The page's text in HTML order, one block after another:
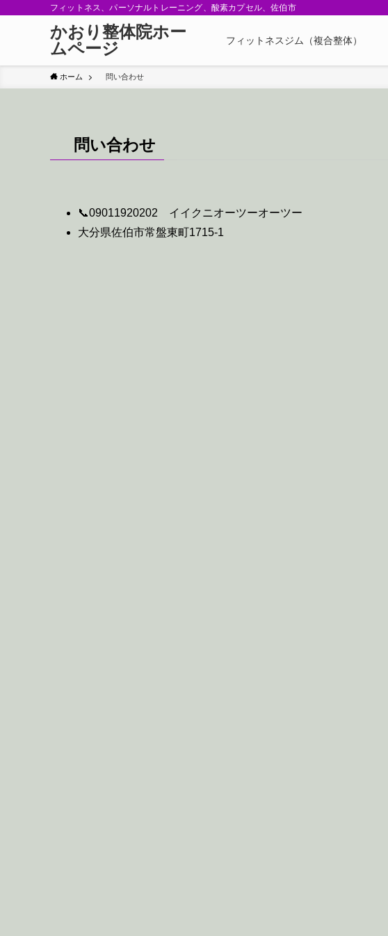
フィットネス、パーソナルトレーニング、酸素カプセル、佐伯市
かおり整体院ホー
ムページ
フィットネスジム（複合整体）
ホーム 問い合わせ
問い合わせ
📞09011920202 イイクニオーツーオーツー
大分県佐伯市常盤東町1715-1